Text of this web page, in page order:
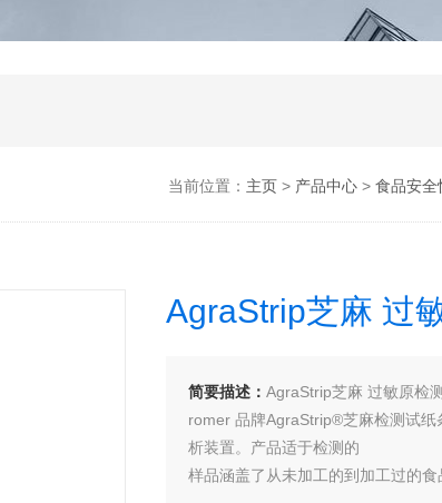
当前位置： 主页> 产品中心> 食品安全
AgraStrip芝麻 过
简要描述： AgraStrip芝麻 过敏原检
romer 品牌AgraStrip®芝麻检测试
析装置。产品适于检测的
样品涵盖了从未加工的到加工过的食